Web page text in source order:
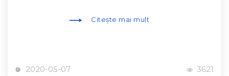
Citește mai mult
2020-05-07 3621